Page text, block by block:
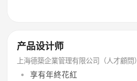
产品设计师
上海德築企業管理有限公司（人才顧問）
享有年終花紅